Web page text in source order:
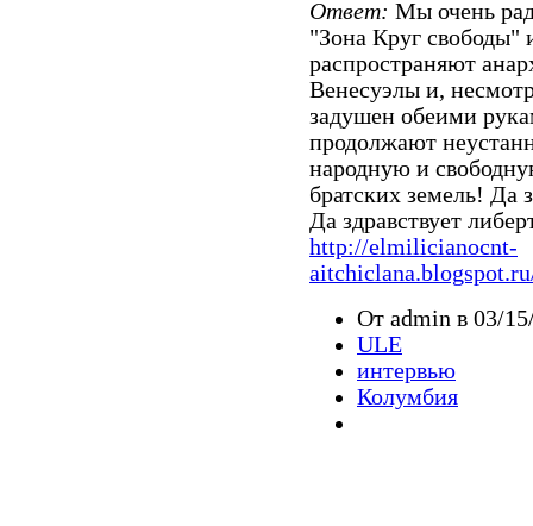
Ответ: Мы очень
"Зона Круг свободы"
распространяют
Венесуэлы и,
задушен обеими
продолжают
народную и
братских земель! Да
Да здравствует
http://elmilicianocnt-
От admin в 03/
ULE
интервью
Колумбия